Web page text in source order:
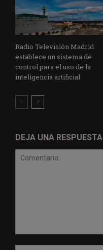
Radio Televisión Madrid
establece un sistema de
control para el uso de la
inteligencia artificial
DEJA UNA RESPUESTA